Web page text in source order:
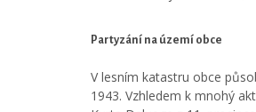
Partyzání na území obce
V lesním katastru obce
1943. Vzhledem k mnohý